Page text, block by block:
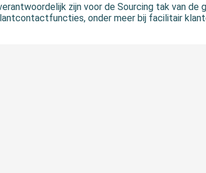
zijn voor de Sourcing tak van de
onder meer bij facilitair